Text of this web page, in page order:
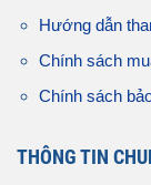
Hướng dẫn
Chính sách
Chính sách
THÔNG TIN